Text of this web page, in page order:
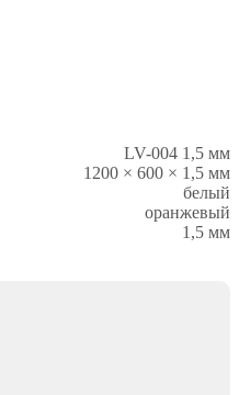
LV-004 1,5 мм
1200 × 600 × 1,5 мм
белый
оранжевый
1,5 мм